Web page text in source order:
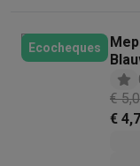
Ecocheques
€
€